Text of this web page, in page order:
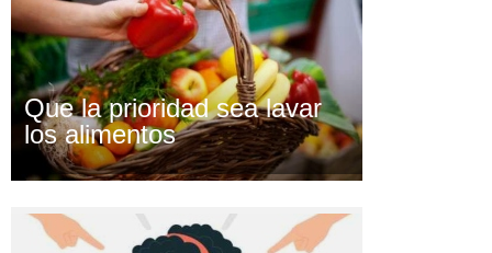
Que la prioridad sea lavar
los alimentos